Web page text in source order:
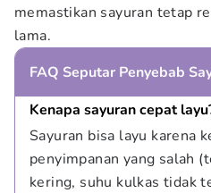
memastikan sayuran tetap
lama.
FAQ Seputar Penyebab
Kenapa sayuran cepat
Sayuran bisa layu karena
penyimpanan yang salah
kering, suhu kulkas tidak